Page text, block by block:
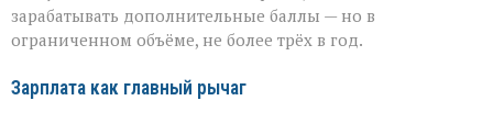
зарабатывать дополнительные баллы — но в
ограниченном объёме, не более трёх в год.
Зарплата как главный рычаг